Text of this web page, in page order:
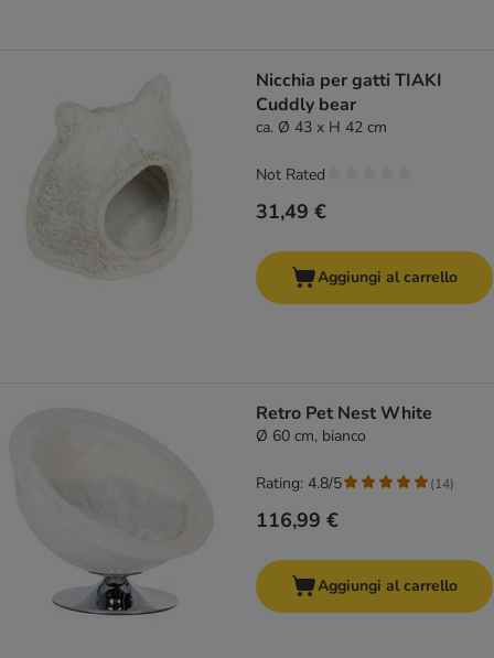
Nicchia per gatti TIAKI
Cuddly bear
ca. Ø 43 x H 42 cm
31,49 €
Not Rated
Aggiungi al carrello
Retro Pet Nest White
Ø 60 cm, bianco
116,99 €
Rating: 4.8/5 (14)
Aggiungi al carrello